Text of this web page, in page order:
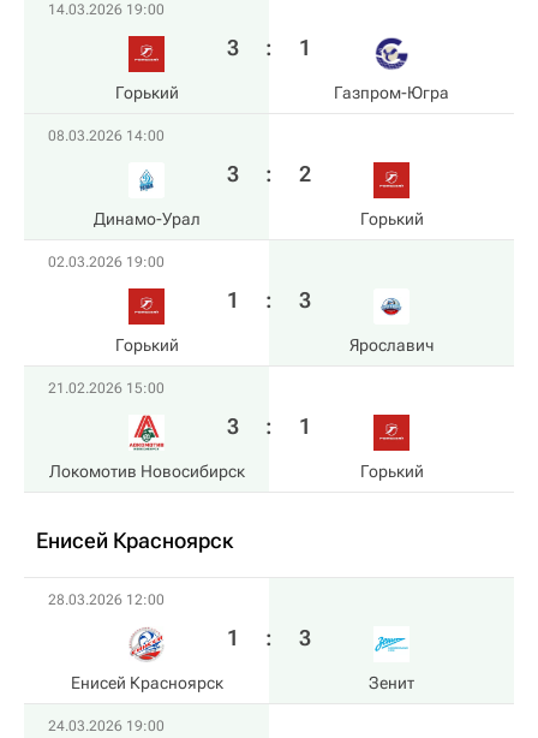
14.03.2026 19:00
Горький
3 : 1
Газпром-Югра
08.03.2026 14:00
Динамо-Урал
3 : 2
Горький
02.03.2026 19:00
Горький
1 : 3
Ярославич
21.02.2026 15:00
Локомотив Новосибирск
3 : 1
Горький
Енисей Красноярск
28.03.2026 12:00
Енисей Красноярск
1 : 3
Зенит
24.03.2026 19:00